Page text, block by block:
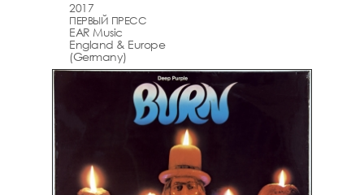
2017
ПЕРВЫЙ ПРЕСС
EAR Music
England & Europe
(Germany)